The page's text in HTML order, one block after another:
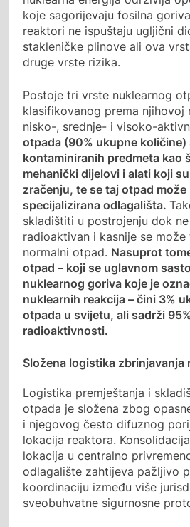
koje sagorijevaju fosilna
reaktori ne ispuštaju ugljični
stakleničke plinove ali ova
druge vrste rizika.
Postoje tri vrste nuklearnog
klasifikovanog prema njihovoj
nisko-, srednje- i visoko-
otpada (90% ukupne
kontaminiranih predmeta kao
mehanički dijelovi i alati koji
zračenju, te se taj otpad
specijalizirana odlagališta.
skladištiti u postrojenju dok
radioaktivan i kasnije se
normalni otpad. Nasuprot
otpad – koji se uglavnom
nuklearnog goriva koje je
nuklearnih reakcija – čini 3%
otpada u svijetu, ali sadrži
radioaktivnosti.
Složena logistika zbrinjavanja
Logistika premještanja i
otpada je složena zbog
i njegovog često difuznog
lokacija reaktora.
lokacija u centralno
odlagalište zahtijeva pažljivo
koordinaciju između više
sveobuhvatne sigurnosne